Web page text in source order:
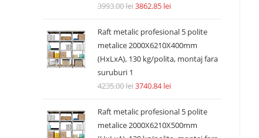
3993.00lei3862.85 lei
Raft metalic profesional 5 polite
metalice 2000X6210X400mm
(HxLxA), 130 kg/polita, montaj fara
suruburi 1
4235.00lei3740.84lei
Raft metalic profesional 5 polite
metalice 2000X6210X500mm